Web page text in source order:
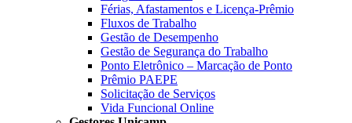
Férias, Afastamentos e Licença-Prêmio
Fluxos de Trabalho
Gestão de Desempenho
Gestão de Segurança do Trabalho
Ponto Eletrônico – Marcação de Ponto
Prêmio PAEPE
Solicitação de Serviços
Vida Funcional Online